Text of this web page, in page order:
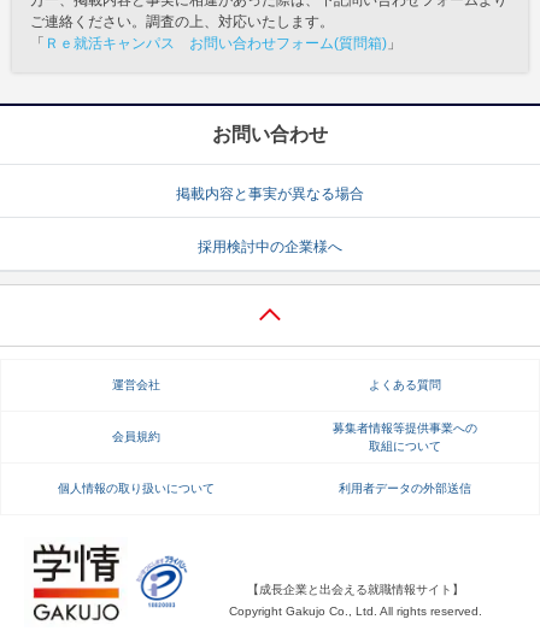
ご連絡ください。調査の上、対応いたします。
「 Ｒｅ就活キャンパス お問い合わせフォーム(質問箱) 」
お問い合わせ
掲載内容と事実が異なる場合
採用検討中の企業様へ
運営会社 よくある質問
会員規約
募集者情報等提供事業への
取組について
個人情報の取り扱いについて 利用者データの外部送信
【成長企業と出会える就職情報サイト】
Copyright Gakujo Co., Ltd. All rights reserved.